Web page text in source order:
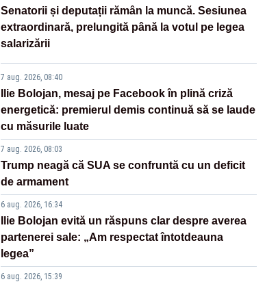
Senatorii și deputații rămân la muncă. Sesiunea
extraordinară, prelungită până la votul pe legea
salarizării
7 aug. 2026, 08:40
Ilie Bolojan, mesaj pe Facebook în plină criză
energetică: premierul demis continuă să se laude
cu măsurile luate
7 aug. 2026, 08:03
Trump neagă că SUA se confruntă cu un deficit
de armament
6 aug. 2026, 16:34
Ilie Bolojan evită un răspuns clar despre averea
partenerei sale: „Am respectat întotdeauna
legea”
6 aug. 2026, 15:39